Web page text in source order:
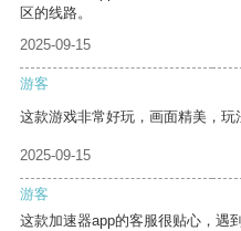
区的线路。
2025-09-15
游客
这款游戏非常好玩，画面精美，玩
2025-09-15
游客
这款加速器app的客服很贴心，遇